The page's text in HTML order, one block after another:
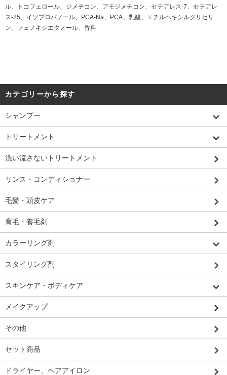
ル、トコフェロール、ジメチコン、アモジメチコン、セテアレス-7、セテアレ
ス-25、イソプロパノール、PCA-Na、PCA、乳酸、エチルヘキシルグリセリ
ン、フェノキシエタノール、香料
カテゴリーから探す
シャンプー
トリートメント
洗い流さないトリートメント
リンス・コンディショナー
毛髪・頭皮ケア
育毛・養毛剤
カラーリング剤
スタイリング剤
スキンケア・ボディケア
メイクアップ
その他
セット商品
ドライヤー、ヘアアイロン